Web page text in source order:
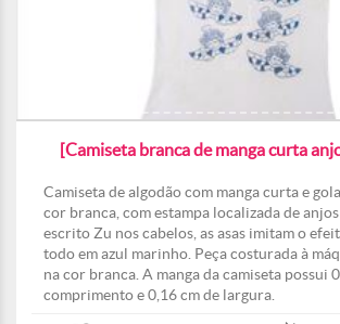
[Camiseta branca de manga curta
Camiseta de algodão com manga curta e
cor branca, com estampa localizada de
escrito Zu nos cabelos, as asas imitam o
todo em azul marinho. Peça costurada à
na cor branca. A manga da camiseta possui
comprimento e 0,16 cm de largura.